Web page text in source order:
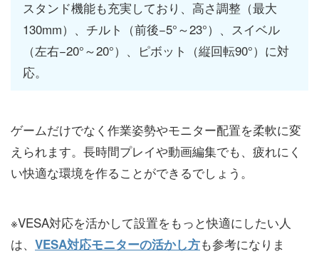
スタンド機能も充実しており、高さ調整（最大
130mm）、チルト（前後−5°～23°）、スイベル
（左右−20°～20°）、ピボット（縦回転90°）に対
応。
ゲームだけでなく作業姿勢やモニター配置を柔軟に変
えられます。長時間プレイや動画編集でも、疲れにく
い快適な環境を作ることができるでしょう。
※VESA対応を活かして設置をもっと快適にしたい人
は、 VESA対応モニターの活かし方も参考になりま